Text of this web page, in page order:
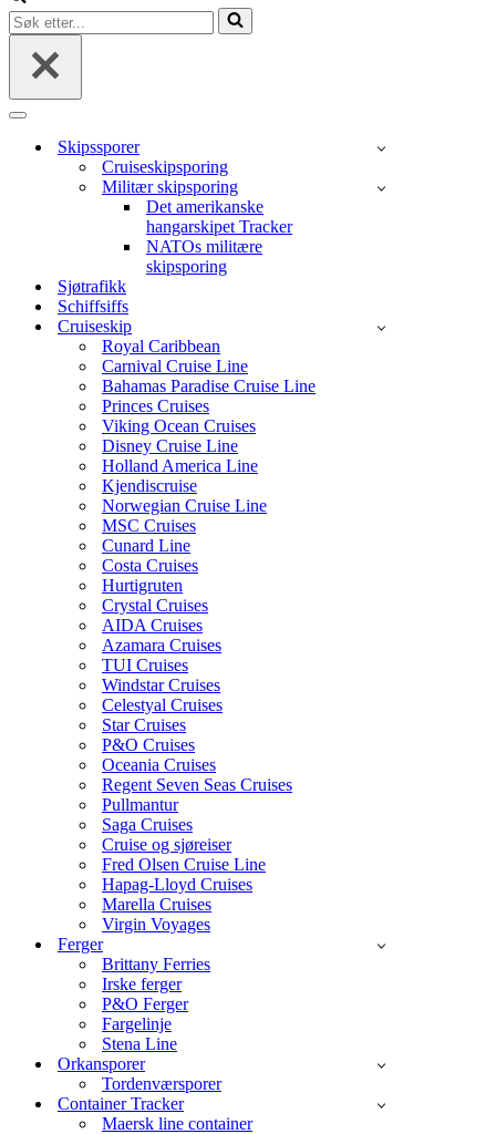
Søk
etter...
Navigasjonsmeny
Skipssporer
Cruiseskipsporing
Militær skipsporing
Det amerikanske
hangarskipet Tracker
NATOs militære
skipsporing
Sjøtrafikk
Schiffsiffs
Cruiseskip
Royal Caribbean
Carnival Cruise Line
Bahamas Paradise Cruise Line
Princes Cruises
Viking Ocean Cruises
Disney Cruise Line
Holland America Line
Kjendiscruise
Norwegian Cruise Line
MSC Cruises
Cunard Line
Costa Cruises
Hurtigruten
Crystal Cruises
AIDA Cruises
Azamara Cruises
TUI Cruises
Windstar Cruises
Celestyal Cruises
Star Cruises
P&O Cruises
Oceania Cruises
Regent Seven Seas Cruises
Pullmantur
Saga Cruises
Cruise og sjøreiser
Fred Olsen Cruise Line
Hapag-Lloyd Cruises
Marella Cruises
Virgin Voyages
Ferger
Brittany Ferries
Irske ferger
P&O Ferger
Fargelinje
Stena Line
Orkansporer
Tordenværsporer
Container Tracker
Maersk line container